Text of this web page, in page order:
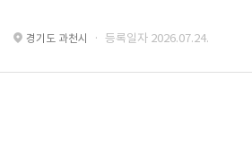
TypeScript · 경력 무관 React · 경력 무관
경기도 과천시 · 등록일자 2026.07.24.